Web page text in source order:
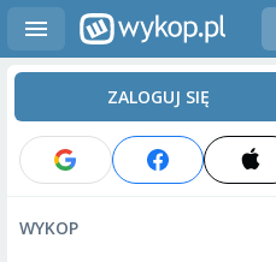
ZALOGUJ SIĘ
WYKOP